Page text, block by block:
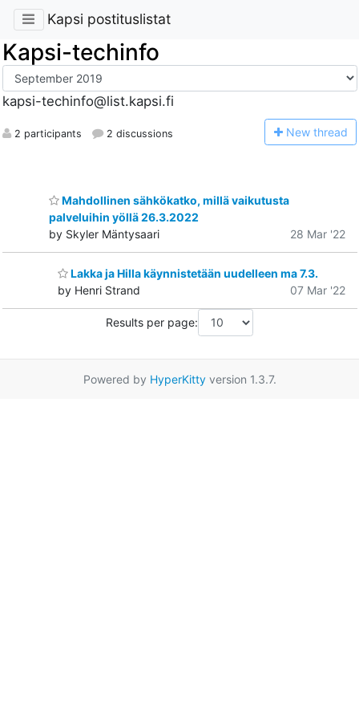
Kapsi postituslistat
Kapsi-techinfo
kapsi-techinfo@list.kapsi.fi
2 participants 2 discussions New thread
Mahdollinen sähkökatko, millä vaikutusta
palveluihin yöllä 26.3.2022
by Skyler Mäntysaari
28 Mar '22
Lakka ja Hilla käynnistetään uudelleen ma 7.3.
by Henri Strand
07 Mar '22
Results per page:
Powered by HyperKittyversion 1.3.7.